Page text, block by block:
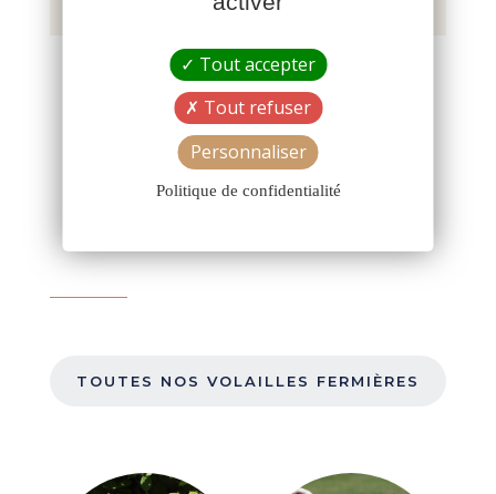
CONTACTEZ-NOUS
TOUTES NOS VOLAILLES FERMIÈRES
Tout accepter
Tout refuser
Personnaliser
Politique de confidentialité